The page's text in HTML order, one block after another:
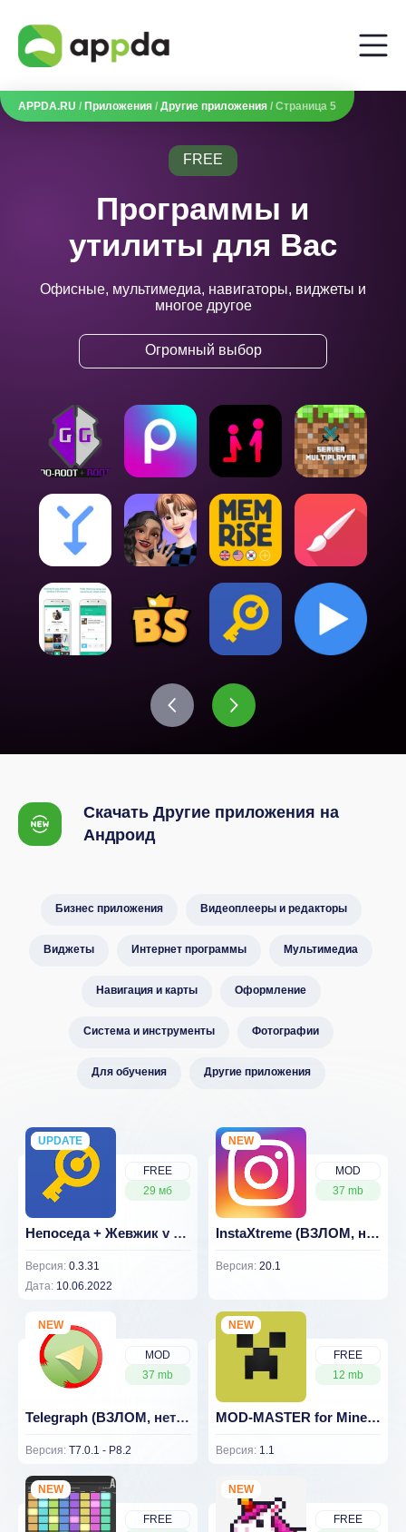
APPDA.RU / Приложения / Другие приложения / Страница 5
FREE
Программы и
утилиты для Вас
Офисные, мультимедиа, навигаторы, виджеты и
многое другое
Огромный выбор
Скачать Другие приложения на
Андроид
Бизнес приложения Видеоплееры и редакторы
Виджеты Интернет программы Мультимедиа
Навигация и карты Оформление
Система и инструменты Фотографии
Для обучения Другие приложения
FREE
29 мб
UPDATE
NEW
Непоседа + Жевжик v 0.3.31
Версия: 0.3.31
Дата: 10.06.2022
MOD
37 mb
NEW
InstaXtreme (ВЗЛОМ, нет рекламы)
Версия: 20.1
MOD
37 mb
NEW
Telegraph (ВЗЛОМ, нет рекламы)
Версия: T7.0.1 - P8.2
FREE
12 mb
NEW
MOD-MASTER for Minecraft PE (Pocket Edition) 1.1
Версия: 1.1
FREE
NEW
FREE
NEW